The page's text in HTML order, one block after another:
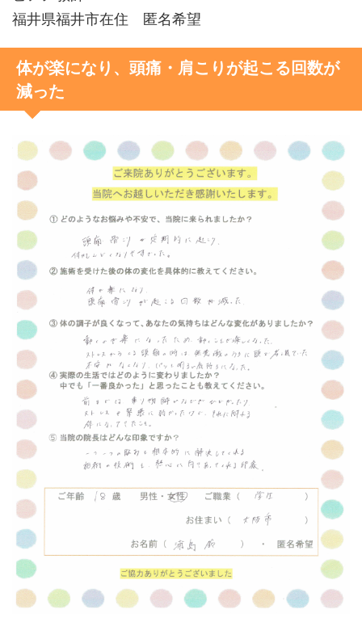
福井県福井市在住 匿名希望
体が楽になり、頭痛・肩こりが起こる回数が
減った